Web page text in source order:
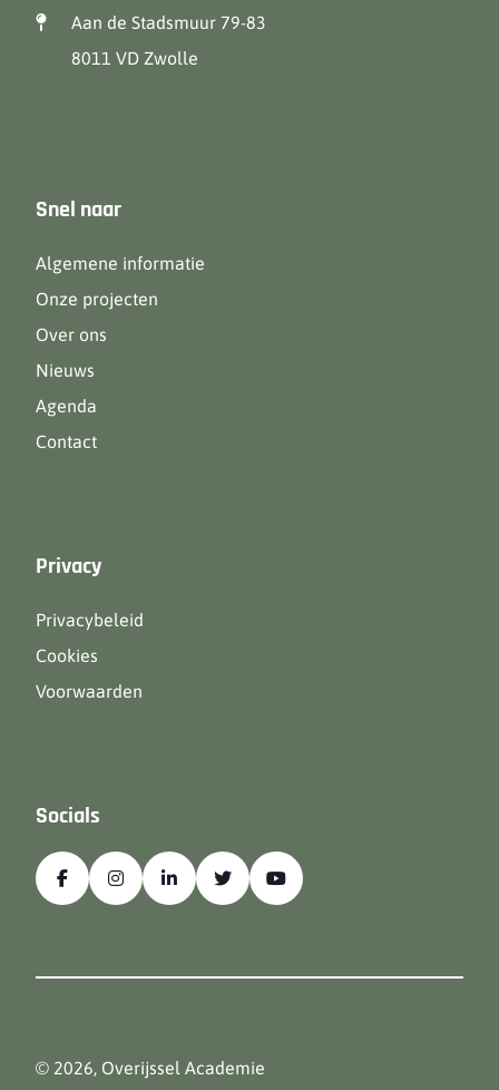
Aan de Stadsmuur 79-83
8011 VD Zwolle
Snel naar
Algemene informatie
Onze projecten
Over ons
Nieuws
Agenda
Contact
Privacy
Privacybeleid
Cookies
Voorwaarden
Socials
© 2026, Overijssel Academie